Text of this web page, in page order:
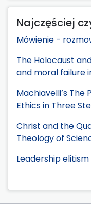
Najczęściej
Mówienie -
The Holocaust
and moral failure
Machiavelli’s The
Ethics in Three
Christ and the
Theology of
Leadership